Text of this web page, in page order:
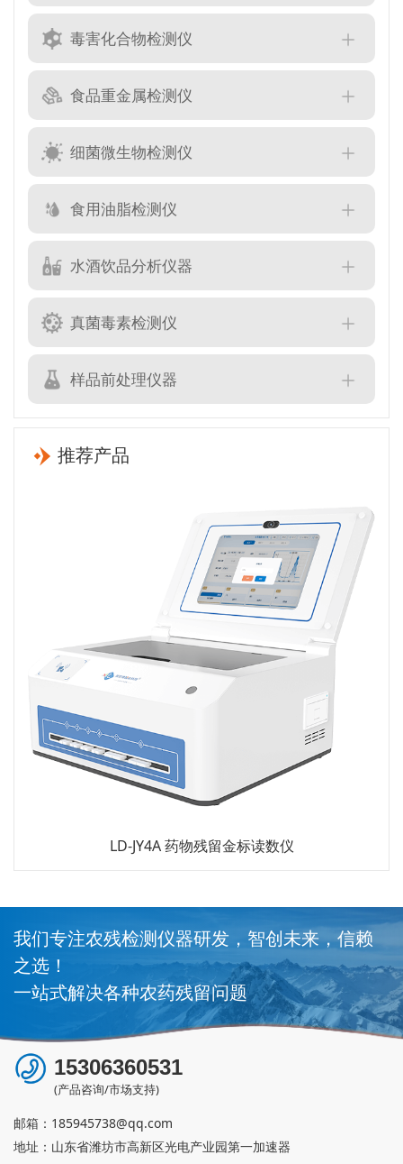
毒害化合物检测仪
食品重金属检测仪
细菌微生物检测仪
食用油脂检测仪
水酒饮品分析仪器
真菌毒素检测仪
样品前处理仪器
推荐产品
LD-LS1 粮食重金属检测
我们专注农残检测仪器研发，智创未来，信赖
之选！
一站式解决各种农药残留问题
15306360531
(产品咨询/市场支持)
邮箱： 185945738@qq.com
地址：山东省潍坊市高新区光电产业园第一加速器